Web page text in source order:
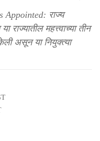
राज्य
राज्यातील महत्त्वाच्या तीन
असून या नियुक्त्या